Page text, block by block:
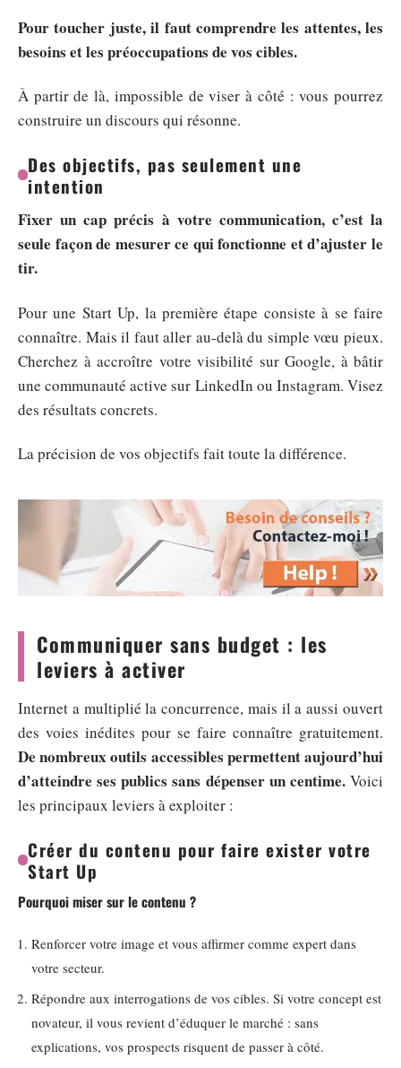
Pour toucher juste, il faut comprendre les attentes, les
besoins et les préoccupations de vos cibles.
À partir de là, impossible de viser à côté : vous pourrez
construire un discours qui résonne.
Des objectifs, pas seulement une
intention
Fixer un cap précis à votre communication, c’est la
seule façon de mesurer ce qui fonctionne et d’ajuster le
tir.
Pour une Start Up, la première étape consiste à se faire
connaître. Mais il faut aller au-delà du simple vœu pieux.
Cherchez à accroître votre visibilité sur Google, à bâtir
une communauté active sur LinkedIn ou Instagram. Visez
des résultats concrets.
La précision de vos objectifs fait toute la différence.
Communiquer sans budget : les
leviers à activer
Internet a multiplié la concurrence, mais il a aussi ouvert
des voies inédites pour se faire connaître gratuitement.
De nombreux outils accessibles permettent aujourd’hui
d’atteindre ses publics sans dépenser un centime.Voici
les principaux leviers à exploiter :
Créer du contenu pour faire exister votre
Start Up
Pourquoi miser sur le contenu ?
Renforcer votre image et vous affirmer comme expert dans
votre secteur.
Répondre aux interrogations de vos cibles. Si votre concept est
novateur, il vous revient d’éduquer le marché : sans
explications, vos prospects risquent de passer à côté.